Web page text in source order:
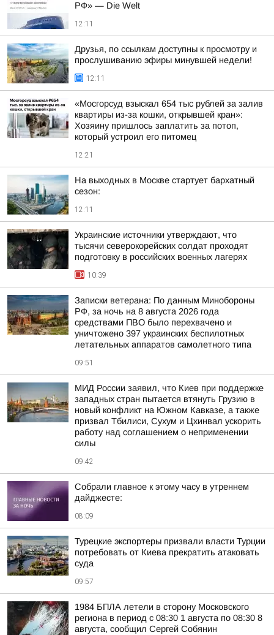
РФ» — Die Welt
12:11
Друзья, по ссылкам доступны к просмотру и
прослушиванию эфиры минувшей недели!
12:11
«Мосгорсуд взыскал 654 тыс рублей за залив
квартиры из-за кошки, открывшей кран»:
Хозяину пришлось заплатить за потоп,
который устроил его питомец
12:21
На выходных в Москве стартует бархатный
сезон:
12:11
Украинские источники утверждают, что
тысячи северокорейских солдат проходят
подготовку в российских военных лагерях
10:39
Записки ветерана: По данным Минобороны
РФ, за ночь на 8 августа 2026 года
средствами ПВО было перехвачено и
уничтожено 397 украинских беспилотных
летательных аппаратов самолетного типа
09:51
МИД России заявил, что Киев при поддержке
западных стран пытается втянуть Грузию в
новый конфликт на Южном Кавказе, а также
призвал Тбилиси, Сухум и Цхинвал ускорить
работу над соглашением о неприменении
силы
09:42
Собрали главное к этому часу в утреннем
дайджесте:
08:09
Турецкие экспортеры призвали власти Турции
потребовать от Киева прекратить атаковать
суда
09:57
1984 БПЛА летели в сторону Московского
региона в период с 08:30 1 августа по 08:30 8
августа, сообщил Сергей Собянин